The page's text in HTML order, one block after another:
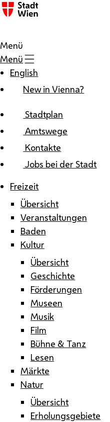
Zum Inhalt
Menü
Menü
English
New in Vienna?
Stadtplan
Amtswege
Kontakte
Jobs bei der Stadt
Freizeit
Übersicht
Veranstaltungen
Baden
Kultur
Übersicht
Geschichte
Förderungen
Museen
Musik
Film
Bühne & Tanz
Lesen
Märkte
Natur
Übersicht
Erholungsgebiete